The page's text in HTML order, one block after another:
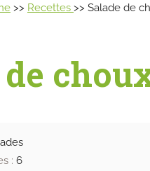
>> Recettes >> Salade de
de
: 6